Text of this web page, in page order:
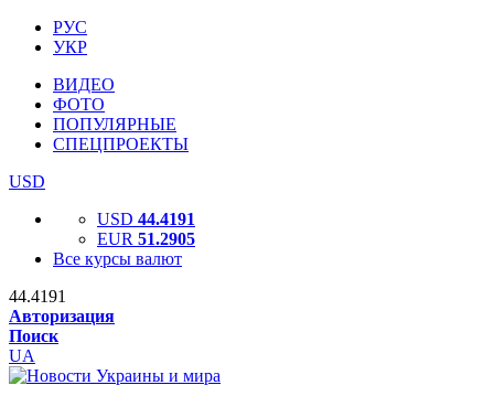
РУС
УКР
ВИДЕО
ФОТО
ПОПУЛЯРНЫЕ
СПЕЦПРОЕКТЫ
USD
USD 44.4191
EUR 51.2905
Все курсы валют
44.4191
Авторизация
Поиск
UA